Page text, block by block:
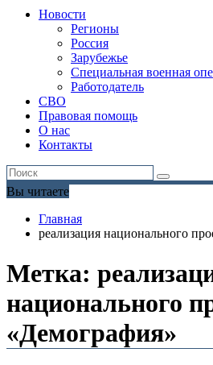
Новости
Регионы
Россия
Зарубежье
Специальная военная
Работодатель
СВО
Правовая помощь
О нас
Контакты
Вы читаете
Главная
реализация национального
Метка:
национального
«Демография»